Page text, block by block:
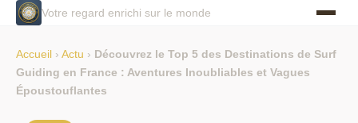
Votre regard enrichi sur le monde
Accueil › Actu › Découvrez le Top 5 des Destinations de Surf
Guiding en France : Aventures Inoubliables et Vagues
Époustouflantes